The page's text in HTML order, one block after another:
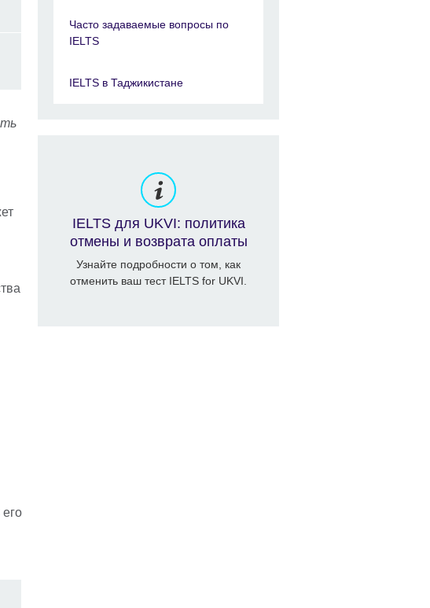
Часто задаваемые вопросы по
IELTS
IELTS в Таджикистане
IELTS для UKVI: политика
отмены и возврата оплаты
Узнайте подробности о том, как
отменить ваш тест IELTS for UKVI.